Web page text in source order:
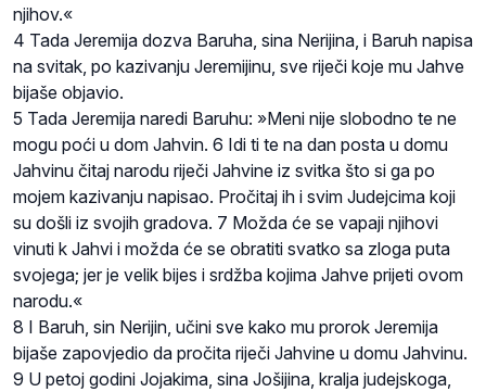
njihov.«
4 Tada Jeremija dozva Baruha, sina Nerijina, i Baruh napisa
na svitak, po kazivanju Jeremijinu, sve riječi koje mu Jahve
bijaše objavio.
5 Tada Jeremija naredi Baruhu: »Meni nije slobodno te ne
mogu poći u dom Jahvin. 6 Idi ti te na dan posta u domu
Jahvinu čitaj narodu riječi Jahvine iz svitka što si ga po
mojem kazivanju napisao. Pročitaj ih i svim Judejcima koji
su došli iz svojih gradova. 7 Možda će se vapaji njihovi
vinuti k Jahvi i možda će se obratiti svatko sa zloga puta
svojega; jer je velik bijes i srdžba kojima Jahve prijeti ovom
narodu.«
8 I Baruh, sin Nerijin, učini sve kako mu prorok Jeremija
bijaše zapovjedio da pročita riječi Jahvine u domu Jahvinu.
9 U petoj godini Jojakima, sina Jošijina, kralja judejskoga,